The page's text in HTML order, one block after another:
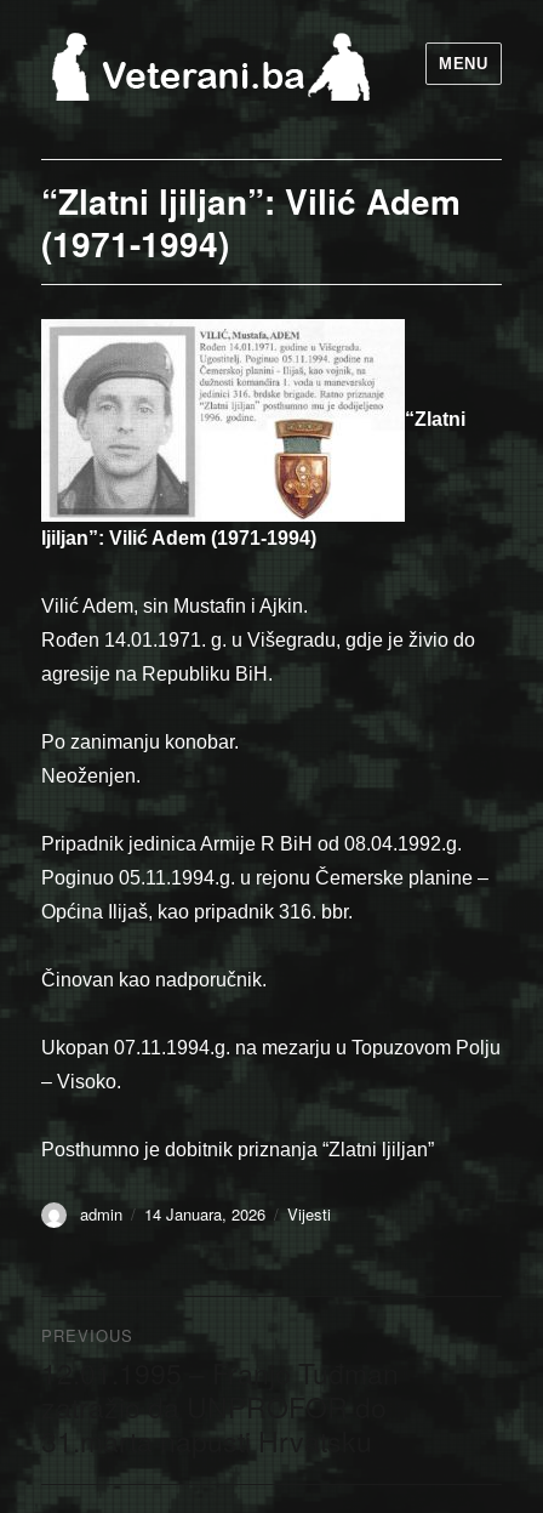
MENU
“Zlatni ljiljan”: Vilić Adem
(1971-1994)
“Zlatni
ljiljan”: Vilić Adem (1971-1994)
Vilić Adem, sin Mustafin i Ajkin.
Rođen 14.01.1971. g. u Višegradu, gdje je živio do
agresije na Republiku BiH.
Po zanimanju konobar.
Neoženjen.
Pripadnik jedinica Armije R BiH od 08.04.1992.g.
Poginuo 05.11.1994.g. u rejonu Čemerske planine –
Općina Ilijaš, kao pripadnik 316. bbr.
Činovan kao nadporučnik.
Ukopan 07.11.1994.g. na mezarju u Topuzovom Polju
– Visoko.
Posthumno je dobitnik priznanja “Zlatni ljiljan”
Author
admin
Posted
14 Januara, 2026 Categories
Vijesti
Navigacija
članaka
PREVIOUS
Previous
12.01.1995 – Franjo Tuđman
zatražio da UNPROFOR do
31.marta napusti Hrvatsku